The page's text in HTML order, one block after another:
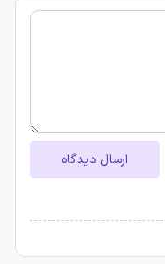
ارسال دیدگاه